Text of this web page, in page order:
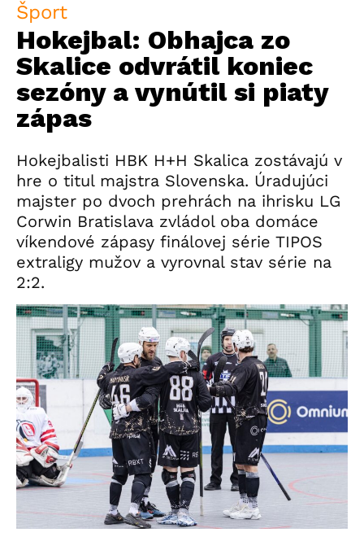
Šport
Hokejbal: Obhajca zo
Skalice odvrátil koniec
sezóny a vynútil si piaty
zápas
Hokejbalisti HBK H+H Skalica zostávajú v
hre o titul majstra Slovenska. Úradujúci
majster po dvoch prehrách na ihrisku LG
Corwin Bratislava zvládol oba domáce
víkendové zápasy finálovej série TIPOS
extraligy mužov a vyrovnal stav série na
2:2.